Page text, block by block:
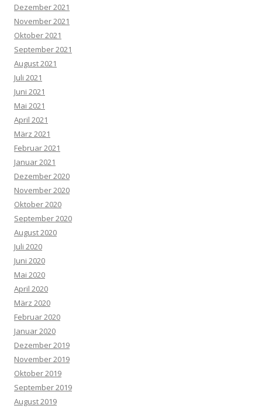
Dezember 2021
November 2021
Oktober 2021
September 2021
August 2021
Juli 2021
Juni 2021
Mai 2021
April 2021
März 2021
Februar 2021
Januar 2021
Dezember 2020
November 2020
Oktober 2020
September 2020
August 2020
Juli 2020
Juni 2020
Mai 2020
April 2020
März 2020
Februar 2020
Januar 2020
Dezember 2019
November 2019
Oktober 2019
September 2019
August 2019